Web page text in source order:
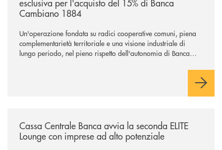
esclusiva per l'acquisto del 15% di Banca
Cambiano 1884
Un'operazione fondata su radici cooperative comuni, piena
complementarietà territoriale e una visione industriale di
lungo periodo, nel pieno rispetto dell'autonomia di Banca
negoziazione esclusiva per la finalizzazione dell’operazione.
Cassa Centrale Banca avvia la seconda ELITE
Lounge con imprese ad alto potenziale